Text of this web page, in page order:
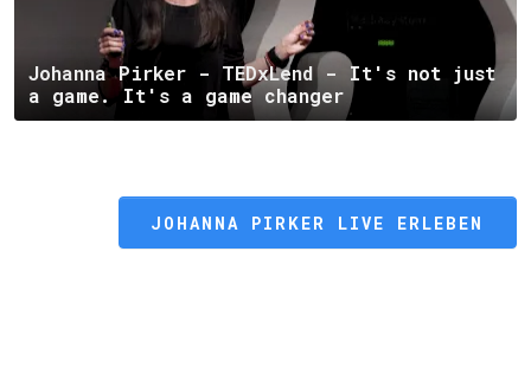
Johanna Pirker - TEDxLend - It's not just
a game. It's a game changer
JOHANNA PIRKER LIVE ERLEBEN